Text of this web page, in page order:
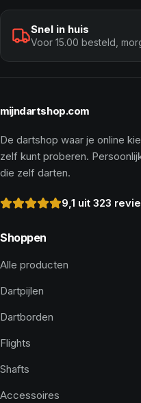
Snel in huis
Voor 15.00 besteld,
mijndartshop.com
De dartshop waar je online
zelf kunt proberen.
die zelf darten.
9,1 uit 323
Shoppen
Alle producten
Dartpijlen
Dartborden
Flights
Shafts
Accessoires